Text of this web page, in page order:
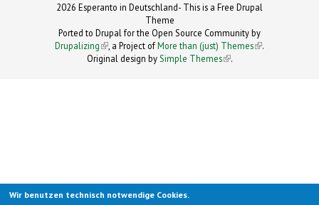
2026 Esperanto in Deutschland- This is a Free Drupal
Theme
Ported to Drupal for the Open Source Community by
Drupalizing(link is external)
, a Project ofMore than (just) Themes (link is
.
Original design by Simple Themes
(link is
.
Wir benutzen technisch notwendige Cookies.